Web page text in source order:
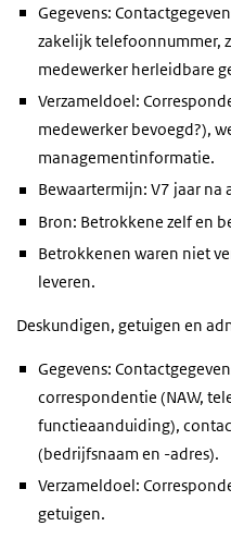
Gegevens:
zakelijk telefoonnummer,
medewerker herleidbare
Verzameldoel:
medewerker bevoegd?),
managementinformatie.
Bewaartermijn: V7 jaar na
Bron: Betrokkene zelf en
Betrokkenen waren niet
leveren.
Deskundigen, getuigen en
Gegevens:
correspondentie (NAW,
functieaanduiding),
(bedrijfsnaam en -adres).
Verzameldoel:
getuigen.